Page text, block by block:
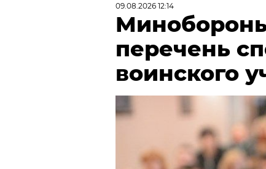
09.08.2026 12:14
перечень
воинского